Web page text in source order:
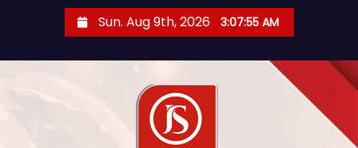
Sun. Aug 9th, 2026 3:07:56 AM